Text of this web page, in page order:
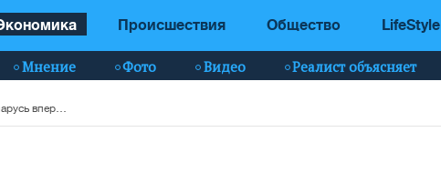
Происшествия Общество LifeStyle
Мнение Фото Видео Реалист объясняет